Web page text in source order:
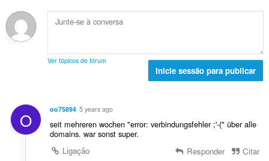
õ
e
l
i
ç
õ
d
e
a
ç
õ
e
t
o
l
v
l
Ver tópicos de fórum
Inicie sessão para publicar
O oo75894 5 years ago
seit mehreren wochen "error: verbindungsfehler ;'-(" über alle
domains. war sonst super.
Ligação
Responder Citar